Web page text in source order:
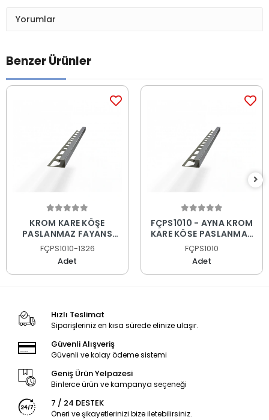
Yorumlar
Benzer Ürünler
KROM KARE KÖŞE
PASLANMAZ FAYANS
PROFİLİ
FÇPS1010-1326
Adet
FÇPS1010 - AYNA KROM
KARE KÖŞE PASLANMAZ
FAYANS PROFİLİ
FÇPS1010
Adet
Hızlı Teslimat
Siparişleriniz en kısa sürede elinize ulaşır.
Güvenli Alışveriş
Güvenli ve kolay ödeme sistemi
Geniş Ürün Yelpazesi
Binlerce ürün ve kampanya seçeneği
7 / 24 DESTEK
Öneri ve şikayetlerinizi bize iletebilirsiniz.